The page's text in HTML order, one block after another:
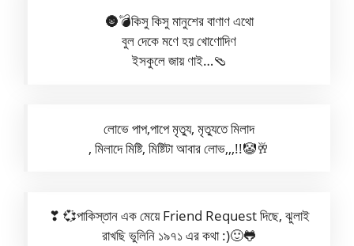
🌚💣কিসু কিসু মানুশের বাণাণ এথো
বুল দেকে মণে হয় খোণোদিণ
ইসকুলে জায় ণাই…🩴
লোভে পাপ,পাপে মৃত্যু, মৃত্যুতে মিলাদ
, মিলাদে মিষ্টি, মিষ্টিটা আবার লোভ,,,!!🤡🥂
❣ 💞পাকিস্তান এক মেয়ে Friend Request দিছে, ঝুলাই
রাখছি ভুলিনি ১৯৭১ এর কথা :)🙂🐸